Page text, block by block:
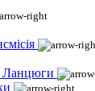
Ланцюги